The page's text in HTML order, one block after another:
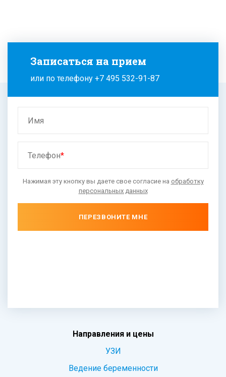
Записаться на прием
или по телефону +7 495 532-91-87
Имя
Телефон*
Нажимая эту кнопку вы даете свое согласие на обработку
персональных данных
ПЕРЕЗВОНИТЕ МНЕ
Направления и цены
УЗИ
Ведение беременности